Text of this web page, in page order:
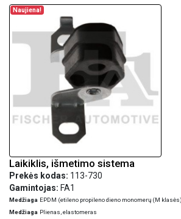
Naujiena!
Laikiklis, išmetimo sistema
Prekės kodas: 113-730
Gamintojas: FA1
Medžiaga EPDM (etileno propileno dieno monomerų (M
Medžiaga Plienas, elastomeras